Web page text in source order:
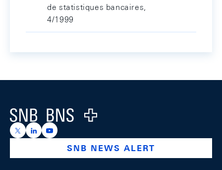
de statistiques bancaires,
4/1999
Logo
https://x.com/snb_bns
https://ch.linkedin.com/company/swiss-national-
https://www.youtube.com/@swissnationalbank
SNB NEWS ALERT